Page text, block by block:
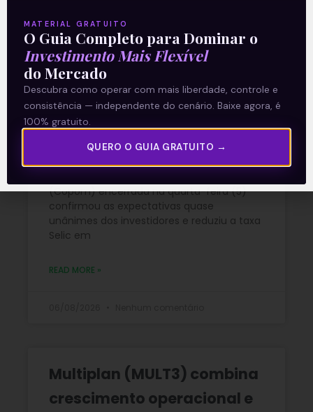
Recomendado para
você
Ouvindo o que o Copom não
disse
(Copom) encerrada na quarta-feira (5)
confirmou as expectativas quase
unânimes dos investidores e reduziu a taxa
Selic em
READ MORE »
Multiplan (MULT3) combina
crescimento operacional e
MATERIAL GRATUITO
O Guia Completo para Dominar o
Investimento Mais Flexível
do Mercado
Descubra como operar com mais liberdade, controle e
consistência — independente do cenário. Baixe agora, é
100% gratuito.
QUERO O GUIA GRATUITO →